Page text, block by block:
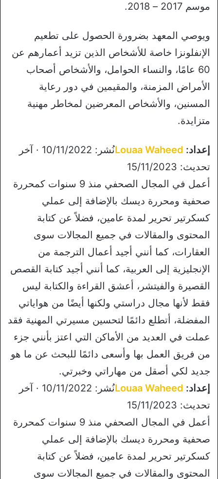
موسم 2017 – 2018.
ويوصي المعهد بضرورة الحصول على تطعيم
الإنفلونزا خاصة للأشخاص الذين تزيد أعمارهم عن
60 عامًا، والنساء الحوامل، والأشخاص أصحاب
الأمراض المزمنة، والمقيمين في دور رعاية
المسنين، والأشخاص المعرضين لمخاطر مهنية
متزايدة.
إعداد: Louaa Waheed
نُشر: 10/11/2022 · آخر
تحديث: 15/11/2023
أعمل في المجال الصحفي منذ 9 سنوات كمحررة
صحفية ومحررة ديسك بالإضافة إلى عملي
كسكرتير تحرير لمدة عامين، فضلاً عن كتابة
المحتوى والمقالات في جميع المجالات سوى
العقارات، كما أنني أجيد أعمال الترجمة من
الإنجليزية إلى العربية، كما أنني أجيد كتابة القصص
القصيرة والفيتشر، أعشق القراءة والكتابة ليس
فقط لأنها مجال دراستي ولكنها أيضًا من هواياتي
المفضلة، أتطلع دائمًا لتحسين مسيرتي المهنية فقد
عملت في العديد من الأماكن التي اعتز بأنني جزء
من فريق العمل بها وأسعى دائمًا للبحث عن ما هو
جديد لكي أصقل من مهاراتي وخبرتي.
إعداد: Louaa Waheed
نُشر: 10/11/2022 · آخر
تحديث: 15/11/2023
أعمل في المجال الصحفي منذ 9 سنوات كمحررة
صحفية ومحررة ديسك بالإضافة إلى عملي
كسكرتير تحرير لمدة عامين، فضلاً عن كتابة
المحتوى والمقالات في جميع المجالات سوى